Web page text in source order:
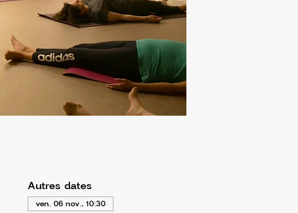
Autres dates
ven. 06 nov., 10:30